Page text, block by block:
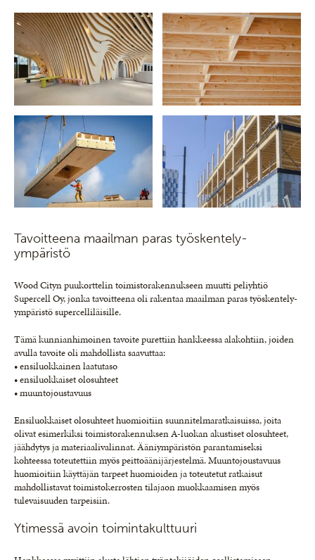
Tavoitteena maailman paras työskentely-
ympäristö
Wood Cityn puukorttelin toimistorakennukseen muutti peliyhtiö
Supercell Oy, jonka tavoitteena oli rakentaa maailman paras työskentely-
ympäristö supercelliläisille.
Tämä kunnianhimoinen tavoite purettiin hankkeessa alakohtiin, joiden
avulla tavoite oli mahdollista saavuttaa:
• ensiluokkainen laatutaso
• ensiluokkaiset olosuhteet
• muuntojoustavuus
Ensiluokkaiset olosuhteet huomioitiin suunnitelmaratkaisuissa, joita
olivat esimerkiksi toimistorakennuksen A-luokan akustiset olosuhteet,
jäähdytys ja materiaalivalinnat. Ääniympäristön parantamiseksi
kohteessa toteutettiin myös peittoäänijärjestelmä. Muuntojoustavuus
huomioitiin käyttäjän tarpeet huomioiden ja toteutetut ratkaisut
mahdollistavat toimistokerrosten tilajaon muokkaamisen myös
tulevaisuuden tarpeisiin.
Ytimessä avoin toimintakulttuuri